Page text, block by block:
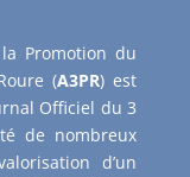
Promotion du
(A3PR) est
Officiel du 3
de nombreux
d’un